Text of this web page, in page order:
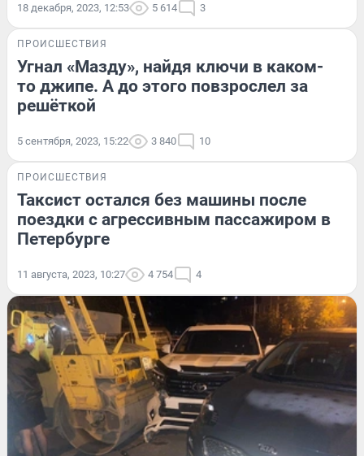
18 декабря, 2023, 12:53 5 614 3
ПРОИСШЕСТВИЯ
Угнал «Мазду», найдя ключи в каком-
то джипе. А до этого повзрослел за
решёткой
5 сентября, 2023, 15:22 3 840 10
ПРОИСШЕСТВИЯ
Таксист остался без машины после
поездки с агрессивным пассажиром в
Петербурге
11 августа, 2023, 10:27 4 754 4